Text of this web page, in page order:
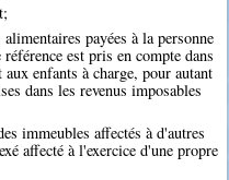
payées à la personne
est pris en compte dans
enfants à charge, pour autant
dans les revenus imposables
immeubles affectés à d'autres
affecté à l'exercice d'une propre